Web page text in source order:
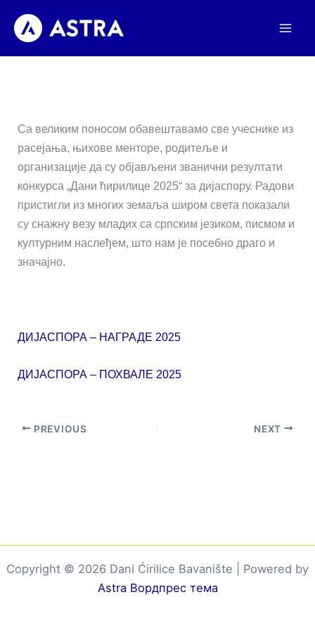
садржај
Са великим поносом обавештавамо све учеснике из
расејања, њихове менторе, родитеље и
организације да су објављени званични резултати
конкурса „Дани ћирилице 2025“ за дијаспору. Радови
пристигли из многих земаља широм света показали
су снажну везу младих са српским језиком, писмом и
културним наслеђем, што нам је посебно драго и
значајно.
ДИЈАСПОРА – НАГРАДЕ 2025
ДИЈАСПОРА – ПОХВАЛЕ 2025
PREVIOUS NEXT
Copyright © 2026 Dani Ćirilice Bavanište | Powered by
Astra Вордпрес тема